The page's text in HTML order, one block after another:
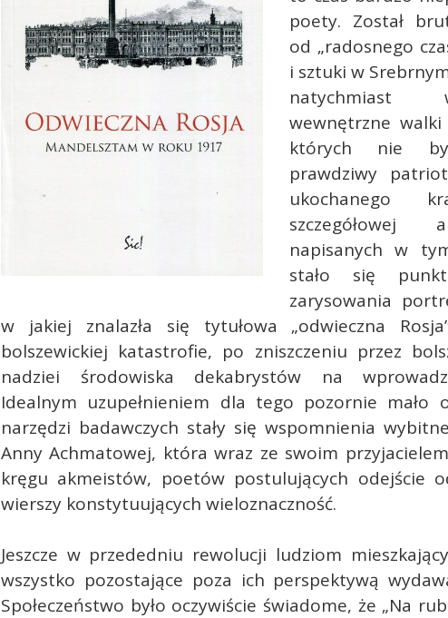
poety. Został
od „radosnego
i sztuki w
natychmiast
wewnętrzne walki
których nie
prawdziwy
ukochanego
szczegółowej
napisanych w
stało się
zarysowania
w jakiej znalazła się tytułowa „odwieczna
bolszewickiej katastrofie, po zniszczeniu przez
nadziei środowiska dekabrystów na
Idealnym uzupełnieniem dla tego pozornie mało
narzędzi badawczych stały się wspomnienia
Anny Achmatowej, która wraz ze swoim
kręgu akmeistów, poetów postulujących odejście
wierszy konstytuujących wieloznaczność.
Jeszcze w przededniu rewolucji ludziom
wszystko pozostające poza ich perspektywą
Społeczeństwo było oczywiście świadome, że „Na